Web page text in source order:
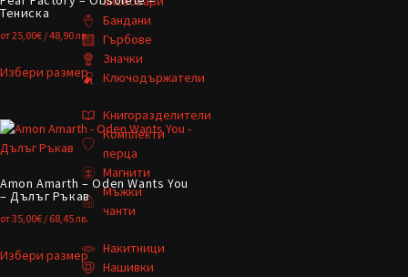
Бандани
Гърбове
Значки
Ключодържатели
Книгоразделители
Комплекти
перца
Магнити
Мъжки
чанти
Накитници
Нашивки
Тениска
от25,00€ / 48,90 лв.
Избери размер
Amon Amarth – Oden Wants You
– Дълъг Ръкав
от35,00€ / 68,45 лв.
Избери размер